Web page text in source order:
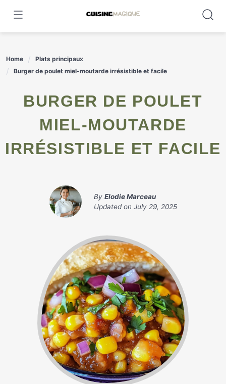
content
Home
Plats principaux
Burger de poulet miel-moutarde irrésistible et facile
BURGER DE POULET
MIEL-MOUTARDE
IRRÉSISTIBLE ET FACILE
By Elodie Marceau
Updated on July 29, 2025